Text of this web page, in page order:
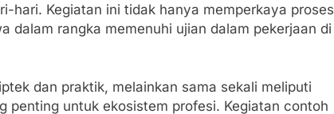
hari. Kegiatan ini tidak hanya memperkaya proses
dalam rangka memenuhi ujian dalam pekerjaan di
dan praktik, melainkan sama sekali meliputi
penting untuk ekosistem profesi. Kegiatan contoh